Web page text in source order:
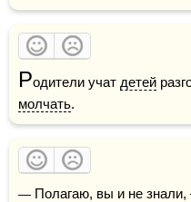
Родители учат детей
молчать.
— Полагаю, вы и не знали, — усмехнулся он. — Я одно